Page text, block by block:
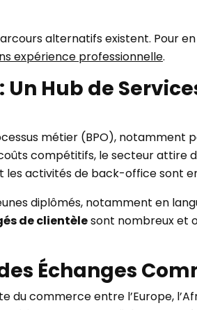
alternatifs existent. Pour
expérience professionnelle.
Un Hub de
métier (BPO), notamment
compétitifs, le secteur attire
activités de back-office sont
diplômés, notamment en
de clientèlesont nombreux et
Échanges
du commerce entre l’Europe,